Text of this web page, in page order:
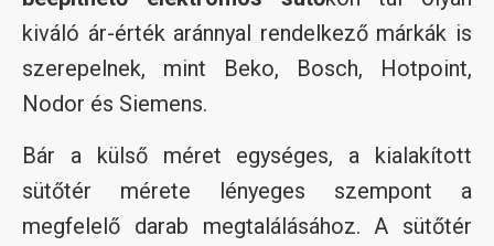
kiváló ár-érték aránnyal rendelkező márkák is
szerepelnek, mint Beko, Bosch, Hotpoint,
Nodor és Siemens.
Bár a külső méret egységes, a kialakított
sütőtér mérete lényeges szempont a
megfelelő darab megtalálásához. A sütőtér